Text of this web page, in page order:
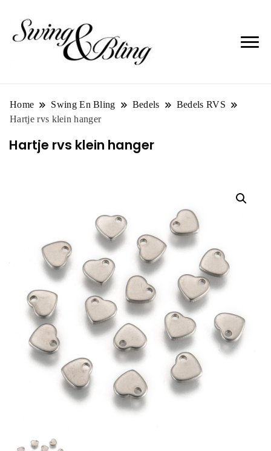
Home Swing En Bling Bedels
Bedels RVS
Hartje rvs klein hanger
Hartje rvs klein hanger